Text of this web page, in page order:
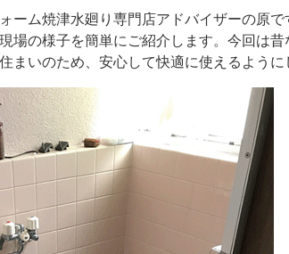
ーム焼津水廻り専門店アドバイザーの原で
場の様子を簡単にご紹介します。今回は
まいのため、安心して快適に使えるよう